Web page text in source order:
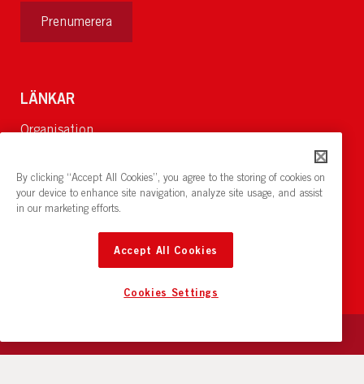
Prenumerera
LÄNKAR
Organisation
Lediga jobb
Nyheter och pressrum
Restaurang och konferens: cirkelnstockholm.se
By clicking “Accept All Cookies”, you agree to the storing of cookies on
your device to enhance site navigation, analyze site usage, and assist
in our marketing efforts.
Accept All Cookies
Cookies Settings